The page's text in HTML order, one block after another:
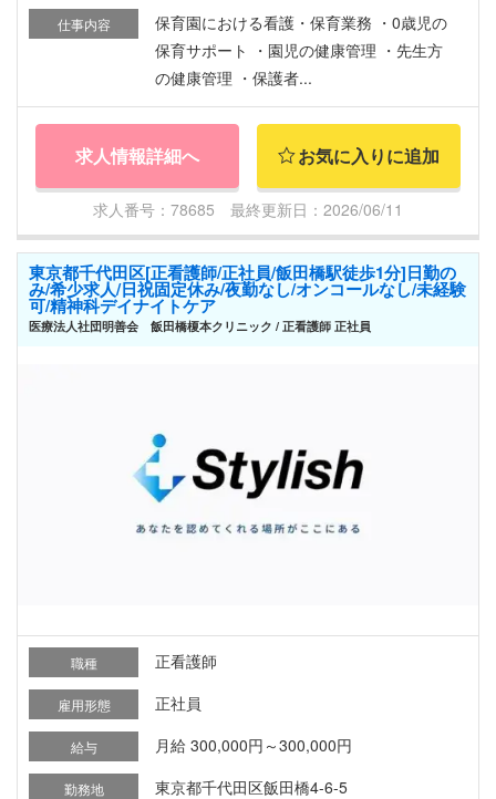
仕事内容
保育園における看護・保育業務 ・0歳児の
保育サポート ・園児の健康管理 ・先生方
の健康管理 ・保護者...
求人情報詳細へ お気に入りに追加
求人番号：78685 最終更新日：2026/06/11
東京都千代田区[正看護師/正社員/飯田橋駅徒歩1分]日勤の
み/希少求人/日祝固定休み/夜勤なし/オンコールなし/未経験
可/精神科デイナイトケア
医療法人社団明善会 飯田橋榎本クリニック / 正看護師 正社員
職種 正看護師
雇用形態 正社員
給与 月給 300,000円～300,000円
勤務地 東京都千代田区飯田橋4-6-5